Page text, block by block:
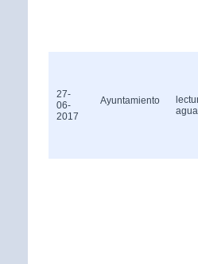
27-
06-
2017
Ayuntamiento